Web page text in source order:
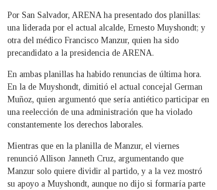
Por San Salvador, ARENA ha presentado dos planillas:
una liderada por el actual alcalde, Ernesto Muyshondt; y
otra del médico Francisco Manzur, quien ha sido
precandidato a la presidencia de ARENA.
En ambas planillas ha habido renuncias de última hora.
En la de Muyshondt, dimitió el actual concejal German
Muñoz, quien argumentó que sería antiético participar en
una reelección de una administración que ha violado
constantemente los derechos laborales.
Mientras que en la planilla de Manzur, el viernes
renunció Allison Janneth Cruz, argumentando que
Manzur solo quiere dividir al partido, y a la vez mostró
su apoyo a Muyshondt, aunque no dijo si formaría parte